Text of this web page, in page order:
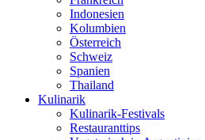
Indonesien
Kolumbien
Österreich
Schweiz
Spanien
Thailand
Kulinarik
Kulinarik-Festivals
Restauranttips